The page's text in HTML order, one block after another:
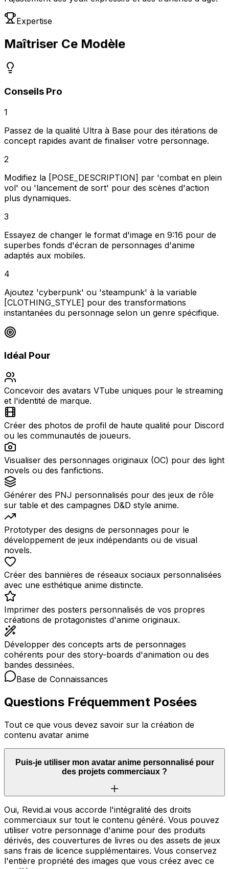
Expertise
Maîtriser Ce Modèle
Conseils Pro
1
Passez de la qualité Ultra à Base pour des itérations de
concept rapides avant de finaliser votre personnage.
2
Modifiez la [POSE_DESCRIPTION] par 'combat en plein
vol' ou 'lancement de sort' pour des scènes d'action
plus dynamiques.
3
Essayez de changer le format d'image en 9:16 pour de
superbes fonds d'écran de personnages d'anime
adaptés aux mobiles.
4
Ajoutez 'cyberpunk' ou 'steampunk' à la variable
[CLOTHING_STYLE] pour des transformations
instantanées du personnage selon un genre spécifique.
Idéal Pour
Concevoir des avatars VTube uniques pour le streaming
et l'identité de marque.
Créer des photos de profil de haute qualité pour Discord
ou les communautés de joueurs.
Visualiser des personnages originaux (OC) pour des light
novels ou des fanfictions.
Générer des PNJ personnalisés pour des jeux de rôle
sur table et des campagnes D&D style anime.
Prototyper des designs de personnages pour le
développement de jeux indépendants ou de visual
novels.
Créer des bannières de réseaux sociaux personnalisées
avec une esthétique anime distincte.
Imprimer des posters personnalisés de vos propres
créations de protagonistes d'anime originaux.
Développer des concepts arts de personnages
cohérents pour des story-boards d'animation ou des
bandes dessinées.
Base de Connaissances
Questions Fréquemment Posées
Tout ce que vous devez savoir sur la création de
contenu avatar anime
Puis-je utiliser mon avatar anime personnalisé pour
des projets commerciaux ?
Oui, Revid.ai vous accorde l'intégralité des droits
commerciaux sur tout le contenu généré. Vous pouvez
utiliser votre personnage d'anime pour des produits
dérivés, des couvertures de livres ou des assets de jeux
sans frais de licence supplémentaires. Vous conservez
l'entière propriété des images que vous créez avec ce